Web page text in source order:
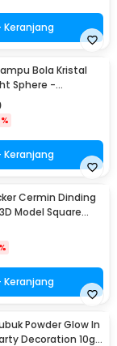
Keranjang
Bola Kristal
Sphere -
Keranjang
Cermin Dinding
Model Square
- Q353
Keranjang
Powder Glow In
Decoration 10g